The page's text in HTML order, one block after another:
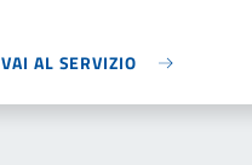
VAI AL SERVIZIO